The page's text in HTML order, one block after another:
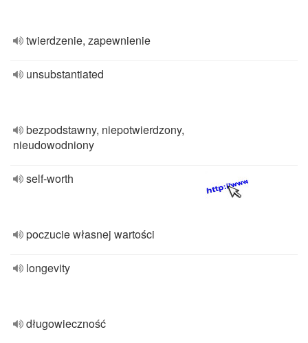
twierdzenie, zapewnienie
unsubstantiated
bezpodstawny, niepotwierdzony,
nieudowodniony
self-worth
poczucie własnej wartości
longevity
długowieczność